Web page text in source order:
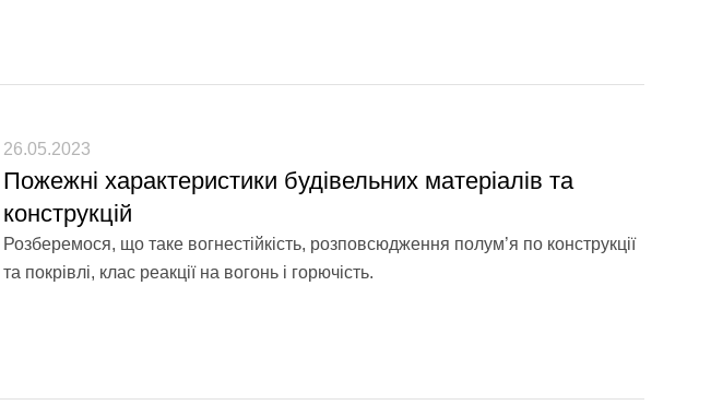
26.05.2023
Пожежні характеристики будівельних матеріалів та
конструкцій
Розберемося, що таке вогнестійкість, розповсюдження полум’я по конструкції
та покрівлі, клас реакції на вогонь і горючість.